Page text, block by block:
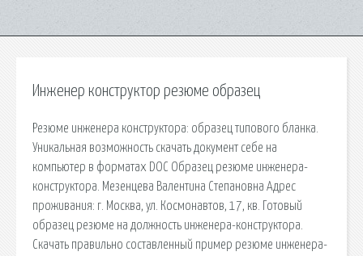
Инженер конструктор резюме образец
Резюме инженера конструктора: образец типового бланка.
Уникальная возможность скачать документ себе на
компьютер в форматах DOC Образец резюме инженера-
конструктора. Мезенцева Валентина Степановна Адрес
проживания: г. Москва, ул. Космонавтов, 17, кв. Готовый
образец резюме на должность инженера-конструктора.
Скачать правильно составленный пример резюме инженера-